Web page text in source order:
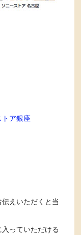
ア銀座
えいただくと当
っていただける